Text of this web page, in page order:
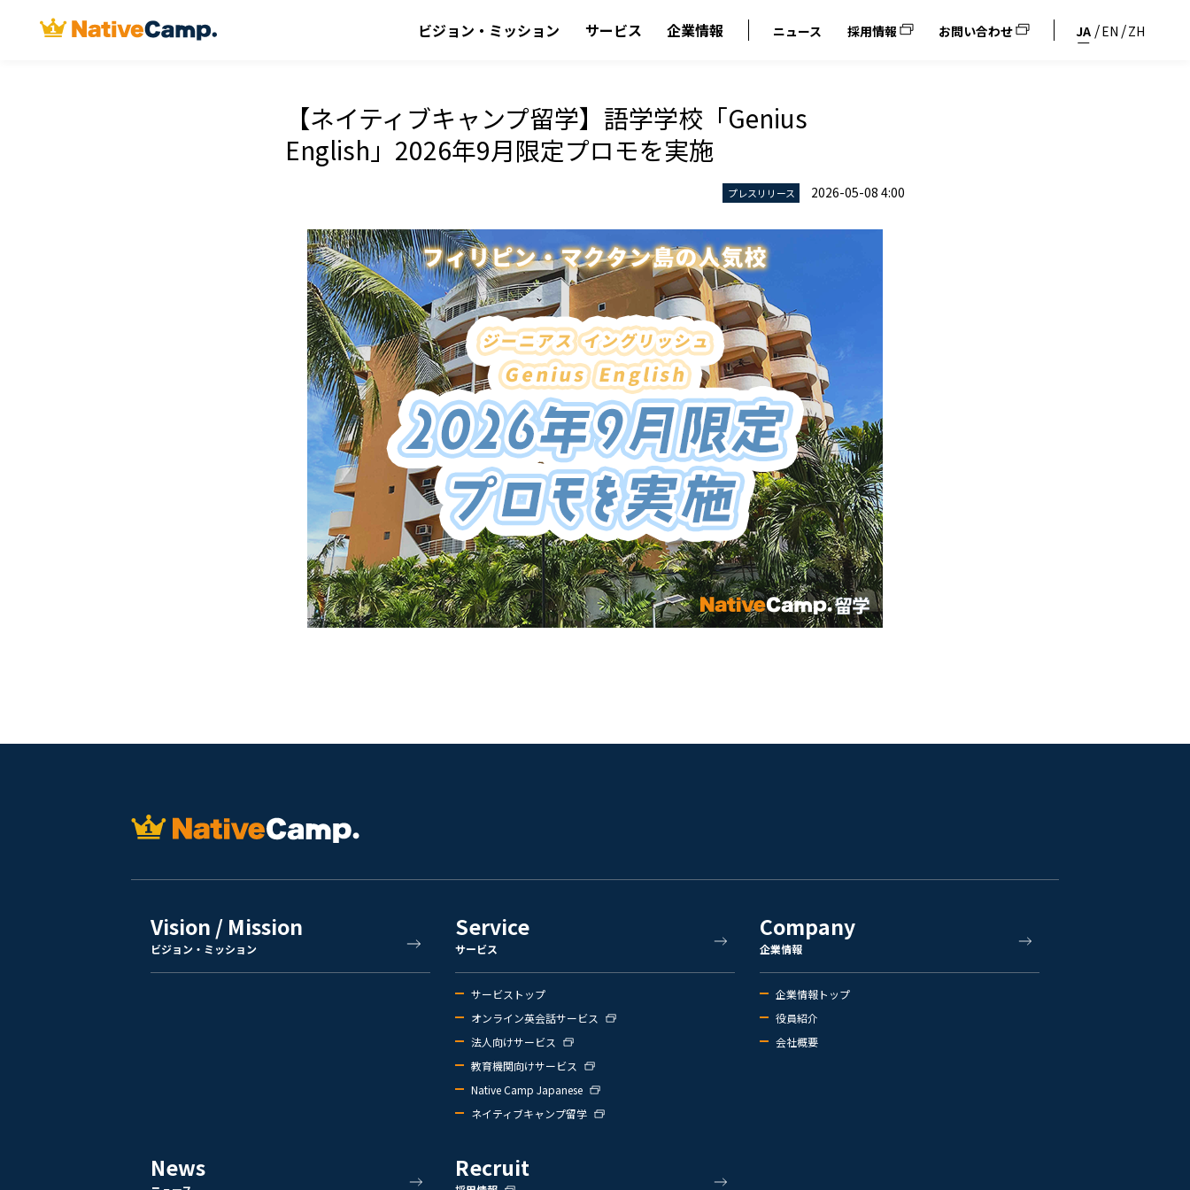
ビジョン・ミッション サービス 企業情報 ニュース 採用情報 お問い合わせ JA EN ZH
【ネイティブキャンプ留学】語学学校「Genius
English」2026年9月限定プロモを実施
プレスリリース 2026-05-08 4:00
Vision / Mission
ビジョン・ミッション
Service
サービス
サービストップ
オンライン英会話サービス
法人向けサービス
教育機関向けサービス
Native Camp Japanese
ネイティブキャンプ留学
Company
企業情報
企業情報トップ
役員紹介
会社概要
News Recruit